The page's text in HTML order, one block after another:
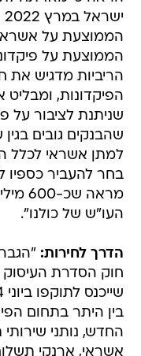
הריביות מדגיש את
הפיקדונות, ומבליט
שניתנת לציבור על
שהבנקים גובים
למתן אשראי לכלל
בחר להעביר כספיו
העו"ש של כולנו".
הדרך לחירות:
חוק הסדרת העיסוק
בין היתר בתחום
החדש, נותני
אשראי, ארנקי